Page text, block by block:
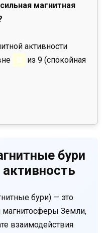
магнитная
активности
0
из 9 (спокойная
бури
активность
бури) — это
Земли,
взаимодействия